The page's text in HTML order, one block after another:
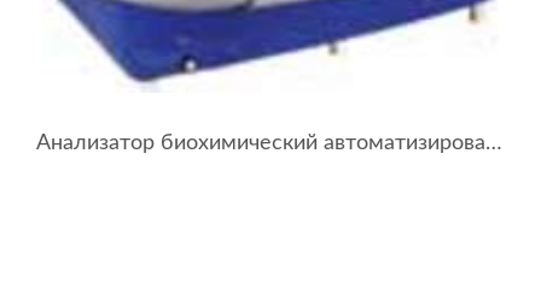
Анализатор биохимический автоматизированный АБ-02 ”УОМЗ”